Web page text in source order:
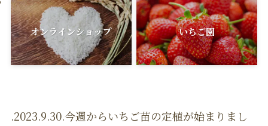
オンラインショップ いちご園
.2023.9.30.今週からいちご苗の定植が始まりまし